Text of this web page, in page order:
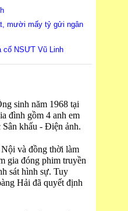
mười mấy tỷ gửi ngân
cố NSƯT Vũ Linh
sinh năm 1968 tại
đình gồm 4 anh em
khấu - Điện ảnh.
và đồng thời làm
gia đóng phim truyền
sát hình sự. Tuy
Hải đã quyết định